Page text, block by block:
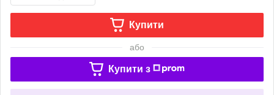
Купити
або
Купити з